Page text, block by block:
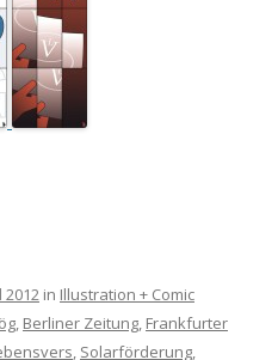
2012 in Illustration + Comic
, Berliner Zeitung, Frankfurter
, Solarförderung,